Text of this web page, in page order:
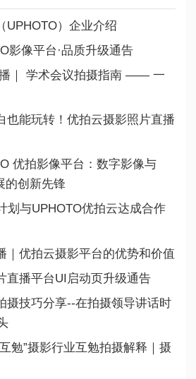
UPHOTO）企业介绍
影像平台·品质升级通告
｜ 学术会议拍摄指南 —— 一
也能玩转！优拍云摄影照片直播
优拍影像平台：数字影像与
的创新先锋
划与UPHOTO优拍云达成合作
｜优拍云摄影平台的优势和价值
直播平台UI启动页升级通告
摄技巧分享--在拍摄领导讲话时
勉”摄影行业互勉拍摄解释｜摄